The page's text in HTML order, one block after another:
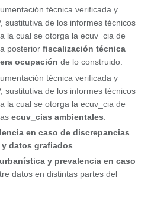
técnica verificada y
sustitutiva de los informes técnicos
la cual se otorga la ecuv_cia de
posterior fiscalización técnica
ocupación de lo construido.
técnica verificada y
sustitutiva de los informes técnicos
la cual se otorga la ecuv_cia de
ecuv_cias ambientales
en caso de discrepancias
datos grafiados
y prevalencia en caso
datos en distintas partes del